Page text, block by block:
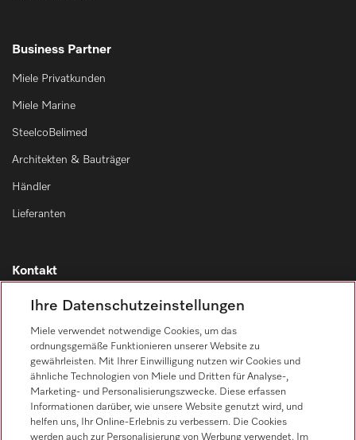
Business Partner
Miele Privatkunden
Miele Marine
SteelcoBelimed
Architekten & Bauträger
Händler
Lieferanten
Kontakt
Kontaktübersicht
Vertrieb
0471 666 319
Werkkundendienst
0471 666 319
Ihre Datenschutzeinstellungen
Miele verwendet notwendige Cookies, um das
ordnungsgemäße Funktionieren unserer Website zu
gewährleisten. Mit Ihrer Einwilligung nutzen wir Cookies und
ähnliche Technologien von Miele und Dritten für Analyse-,
Marketing- und Personalisierungszwecke. Diese erfassen
Informationen darüber, wie unsere Website genutzt wird, und
helfen uns, Ihr Online-Erlebnis zu verbessern. Die Cookies
werden auch zur Personalisierung von Werbung verwendet. Im